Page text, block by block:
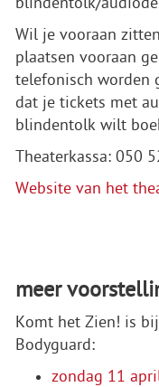
Wil je vooraan
plaatsen vooraan
telefonisch worden
dat je tickets met
blindentolk wilt
Theaterkassa: 050
Website van het
meer
Komt het Zien! is
Bodyguard:
zondag 11